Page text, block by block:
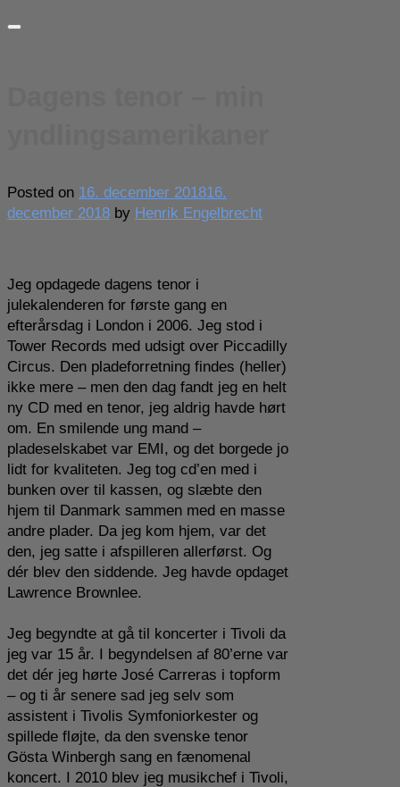
Posted on 16. december 201816.
december 2018 by Henrik Engelbrecht
Jeg opdagede dagens tenor i
julekalenderen for første gang en
efterårsdag i London i 2006. Jeg stod i
Tower Records med udsigt over Piccadilly
Circus. Den pladeforretning findes (heller)
ikke mere – men den dag fandt jeg en helt
ny CD med en tenor, jeg aldrig havde hørt
om. En smilende ung mand –
pladeselskabet var EMI, og det borgede jo
lidt for kvaliteten. Jeg tog cd’en med i
bunken over til kassen, og slæbte den
hjem til Danmark sammen med en masse
andre plader. Da jeg kom hjem, var det
den, jeg satte i afspilleren allerførst. Og
dér blev den siddende. Jeg havde opdaget
Lawrence Brownlee.
Jeg begyndte at gå til koncerter i Tivoli da
jeg var 15 år. I begyndelsen af 80’erne var
det dér jeg hørte José Carreras i topform
– og ti år senere sad jeg selv som
assistent i Tivolis Symfoniorkester og
spillede fløjte, da den svenske tenor
Gösta Winbergh sang en fænomenal
koncert. I 2010 blev jeg musikchef i Tivoli,